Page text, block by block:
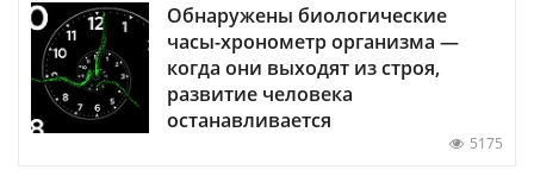
Обнаружены биологические
часы-хронометр организма —
когда они выходят из строя,
развитие человека
останавливается
5175